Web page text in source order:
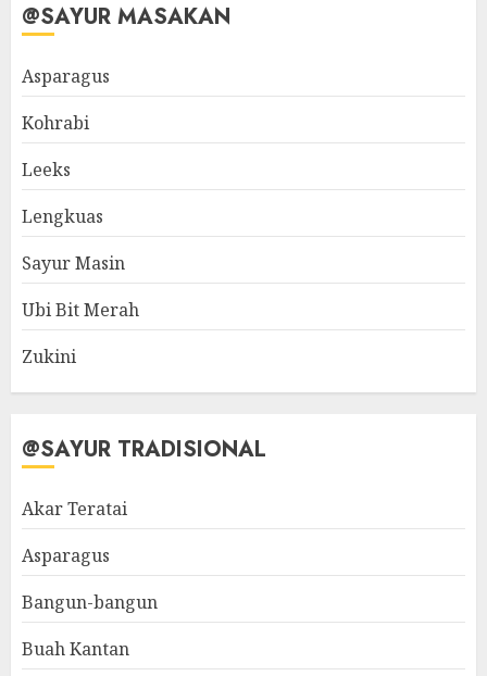
@SAYUR MASAKAN
Asparagus
Kohrabi
Leeks
Lengkuas
Sayur Masin
Ubi Bit Merah
Zukini
@SAYUR TRADISIONAL
Akar Teratai
Asparagus
Bangun-bangun
Buah Kantan